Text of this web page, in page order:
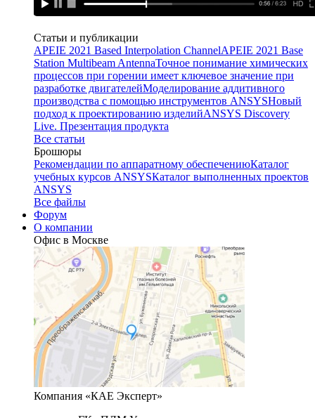
Статьи и публикации
APEIE 2021 Based Interpolation ChannelAPEIE 2021 Base
Station Multibeam AntennaТочное понимание химических
процессов при горении имеет ключевое значение при
разработке двигателейМоделирование аддитивного
производства с помощью инструментов ANSYSНовый
подход к проектированию изделийANSYS Discovery
Live. Презентация продукта
Все статьи
Брошюры
Рекомендации по аппаратному обеспечениюКаталог
учебных курсов ANSYSКаталог выполненных проектов
ANSYS
Все файлы
Форум
О компании
Офис в Москве
Компания «КАЕ Эксперт»